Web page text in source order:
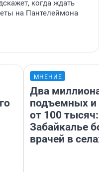
когда ждать
на Пантелеймона
МНЕНИЕ
Два миллиона
подъемных и
от 100 тысяч:
Забайкалье
врачей в селах